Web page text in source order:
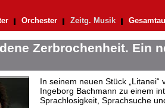
Orchester Zeitg. Musik
Zerbrochenheit. Ein
In seinem neuen Stück
Ingeborg Bachmann zu einem
Sprachlosigkeit, Sprachsuche